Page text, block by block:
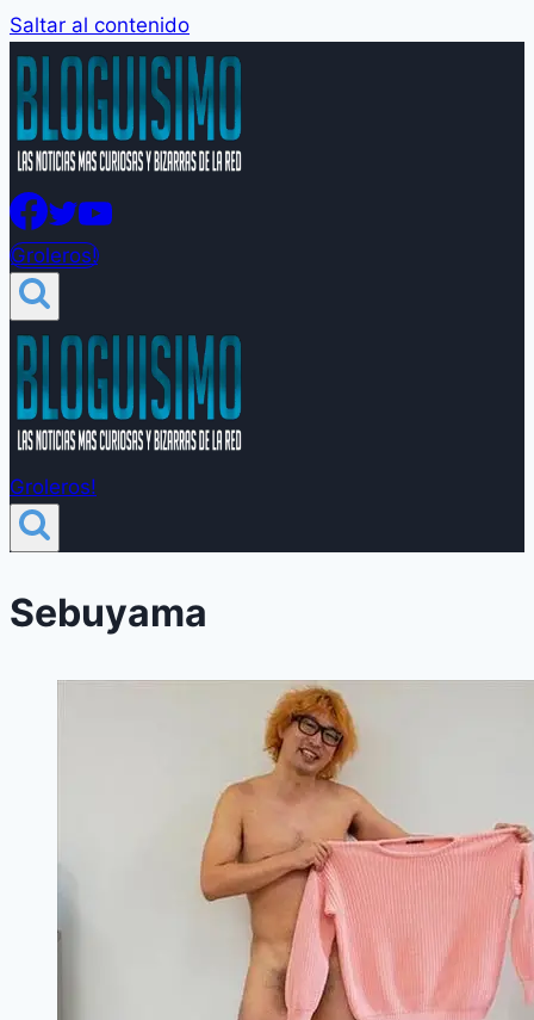
Saltar al contenido
Groleros!
Groleros!
Sebuyama